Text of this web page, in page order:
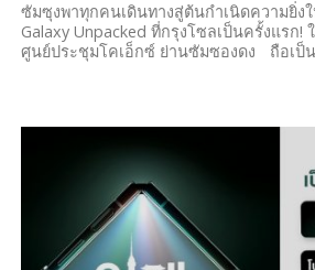
ซัมซุงพาทุกคนเดินทางสู่ต้นกำเนิดความยิ่
Galaxy Unpacked ที่กรุงโซลเป็นครั้งแรก
ศูนย์ประชุมโคเอ็กซ์ ย่านซัมซองดง ถือเป็